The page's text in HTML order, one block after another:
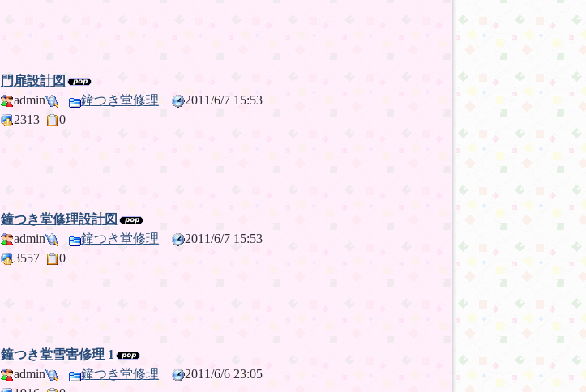
門扉設計図
admin
鐘つき堂修理
2011/6/7 15:53
2313
0
鐘つき堂修理設計図
admin
鐘つき堂修理
2011/6/7 15:53
3557
0
鐘つき堂雪害修理 1
admin
鐘つき堂修理
2011/6/6 23:05